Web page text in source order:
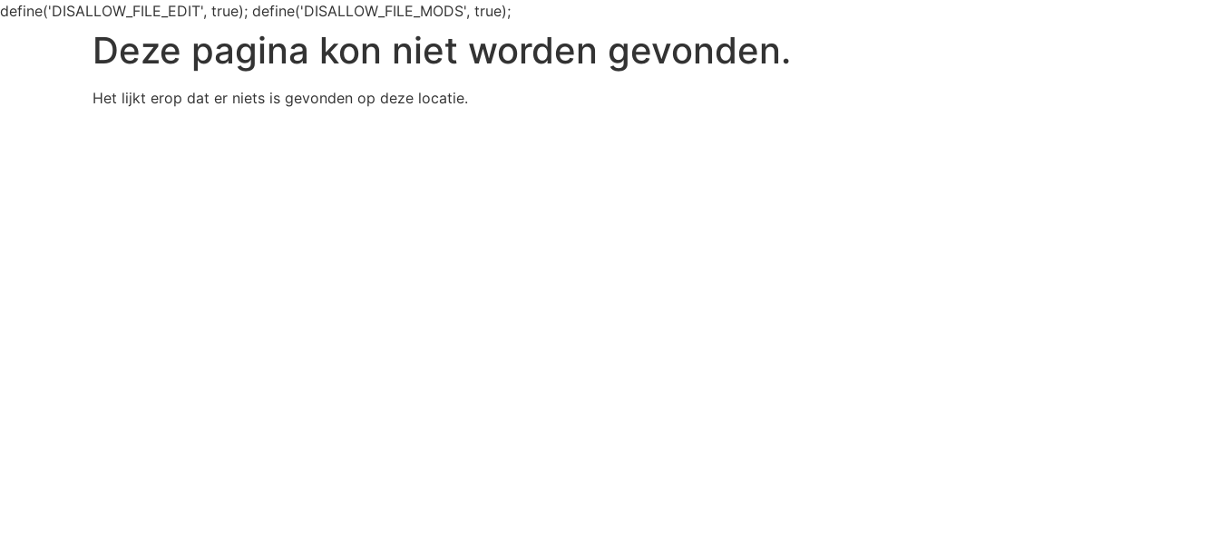
define('DISALLOW_FILE_EDIT', true); define('DISALLOW_FILE_MODS', true);
Deze pagina kon niet worden gevonden.
Het lijkt erop dat er niets is gevonden op deze locatie.